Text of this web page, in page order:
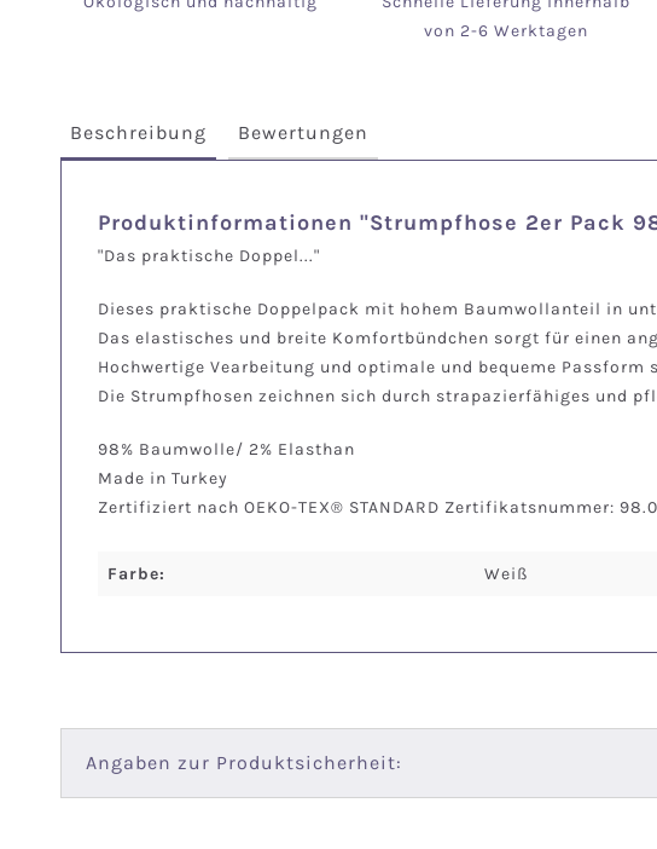
von 2-6 Werktagen
Beschreibung Bewertungen
Produktinformationen "Strumpfhose 2er Pack
"Das praktische Doppel..."
Dieses praktische Doppelpack mit hohem Baumwollanteil in
Das elastisches und breite Komfortbündchen sorgt für einen
Hochwertige Vearbeitung und optimale und bequeme Passform
Die Strumpfhosen zeichnen sich durch strapazierfähiges und
98% Baumwolle/ 2% Elasthan
Made in Turkey
Zertifiziert nach OEKO-TEX® STANDARD Zertifikatsnummer:
Farbe: Weiß
Angaben zur Produktsicherheit: